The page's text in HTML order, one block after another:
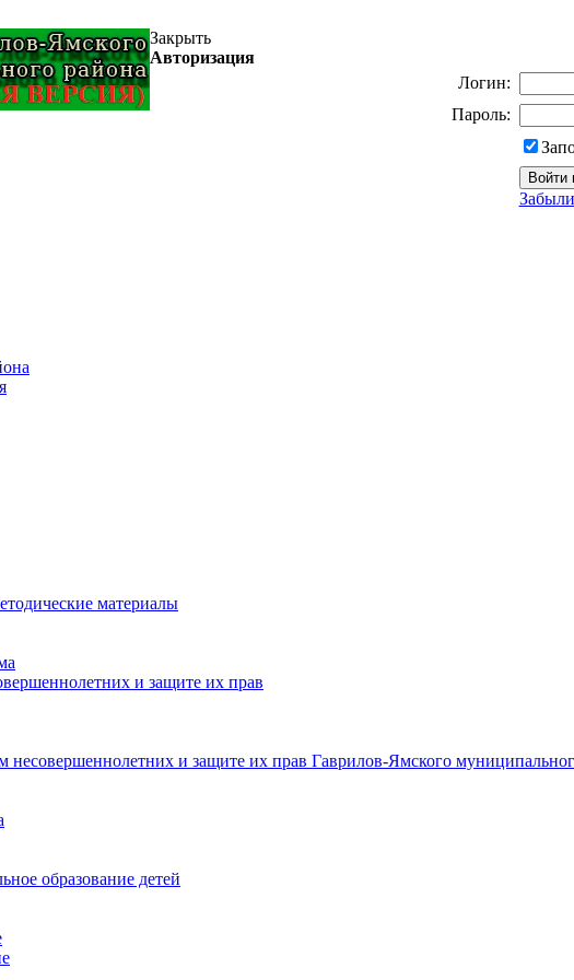
Закрыть
Авторизация
Логин:
Пароль:
материалы
и защите их прав
несовершеннолетних и защите их прав Гаврилов-Ямского
образование детей